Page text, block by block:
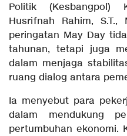
Politik (Kesbangpol)
Husrifnah Rahim, S.T.,
peringatan May Day
tahunan, tetapi juga
dalam menjaga
ruang dialog antara
Ia menyebut para
dalam mendukung
pertumbuhan ekonomi.